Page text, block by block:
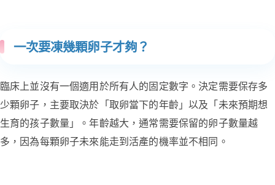
一次要凍幾顆卵子才夠？
臨床上並沒有一個適用於所有人的固定數字。決定需要保存多
少顆卵子，主要取決於「取卵當下的年齡」以及「未來預期想
生育的孩子數量」。年齡越大，通常需要保留的卵子數量越
多，因為每顆卵子未來能走到活產的機率並不相同。